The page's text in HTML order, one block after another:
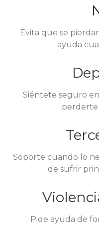
Evita que se
ayuda
Siéntete seguro
perderte
Soporte cuando lo
de sufrir
Pide ayuda de